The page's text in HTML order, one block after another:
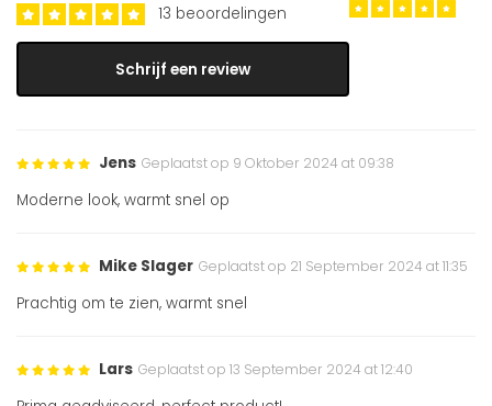
13 beoordelingen
Schrijf een review
Jens Geplaatst op 9 Oktober 2024 at 09:38
Moderne look, warmt snel op
Mike Slager Geplaatst op 21 September 2024 at 11:35
Prachtig om te zien, warmt snel
Lars Geplaatst op 13 September 2024 at 12:40